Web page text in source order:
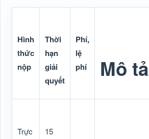
Hình
thức
nộp
Thời
hạn
giải
quyết
Phí,
lệ
phí
Mô tả
Trực
15